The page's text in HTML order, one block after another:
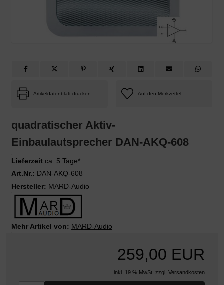
Artikeldatenblatt drucken
quadratischer Aktiv-
Einbaulautsprecher DAN-AKQ-608
Lieferzeit ca. 5 Tage*
Art.Nr.: DAN-AKQ-608
Hersteller: MARD-Audio
Mehr Artikel von: MARD-Audio
259,00 EUR
inkl. 19 % MwSt. zzgl. Versandkosten